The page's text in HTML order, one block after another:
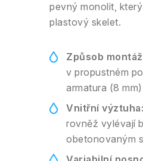
pevný monolit,
plastový skelet.
Způsob
v propustném
armatura (8
Vnitřní výztuha:
rovněž vylévají
obetonovaným